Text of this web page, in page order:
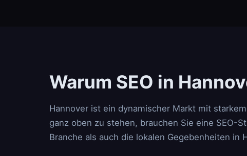
Warum SEO in
Hannover ist ein dynamischer Markt mit
ganz oben zu stehen, brauchen Sie eine SEO-
Branche als auch die lokalen Gegebenheiten in